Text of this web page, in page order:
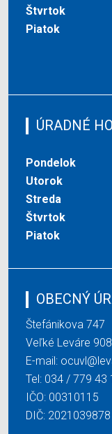
Štvrtok
Piatok
ÚRADNÉ
Pondelok
Utorok
Streda
Štvrtok
Piatok
OBECNÝ
Štefánikova 747
Veľké Leváre
E-mail:
Tel: 034 / 779 43
IČO: 00310115
DIČ: 2021039878